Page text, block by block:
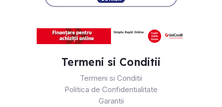
Termeni si Conditii
Termeni si Conditii
Politica de Confidentialitate
Garantii